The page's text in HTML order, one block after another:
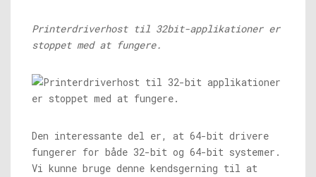
Printerdriverhost til 32bit-applikationer er
stoppet med at fungere.
Den interessante del er, at 64-bit drivere
fungerer for både 32-bit og 64-bit systemer.
Vi kunne bruge denne kendsgerning til at